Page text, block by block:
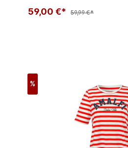
59,00 €* 59,99 €*
%